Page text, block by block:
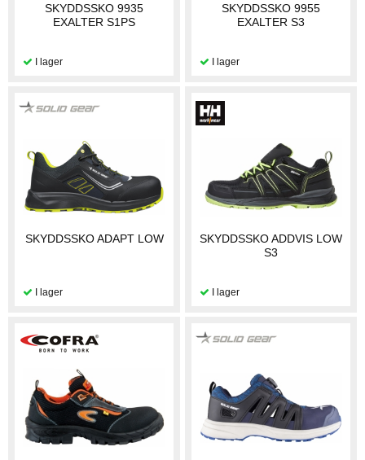
SKYDDSSKO 9935
EXALTER S1PS
SKYDDSSKO 9955
EXALTER S3
SKYDDSSKO ADAPT LOW
SKYDDSSKO ADDVIS LOW
S3